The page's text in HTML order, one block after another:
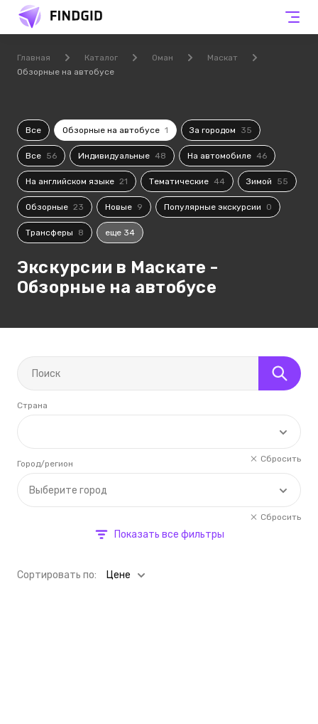
Главная Каталог Оман
Маскат
Обзорные на автобусе
Все Обзорные на автобусе 1 За городом 35
Все 56 Индивидуальные 48 На автомобиле 46
На английском языке 21 Тематические 44 Зимой 55
Обзорные 23 Новые 9 Популярные экскурсии 0
Трансферы 8 еще 34
Экскурсии в Маскате -
Обзорные на автобусе
Страна
Сбросить
Выберите город
Город/регион
Сбросить
Показать все фильтры
Cортировать по: Цене